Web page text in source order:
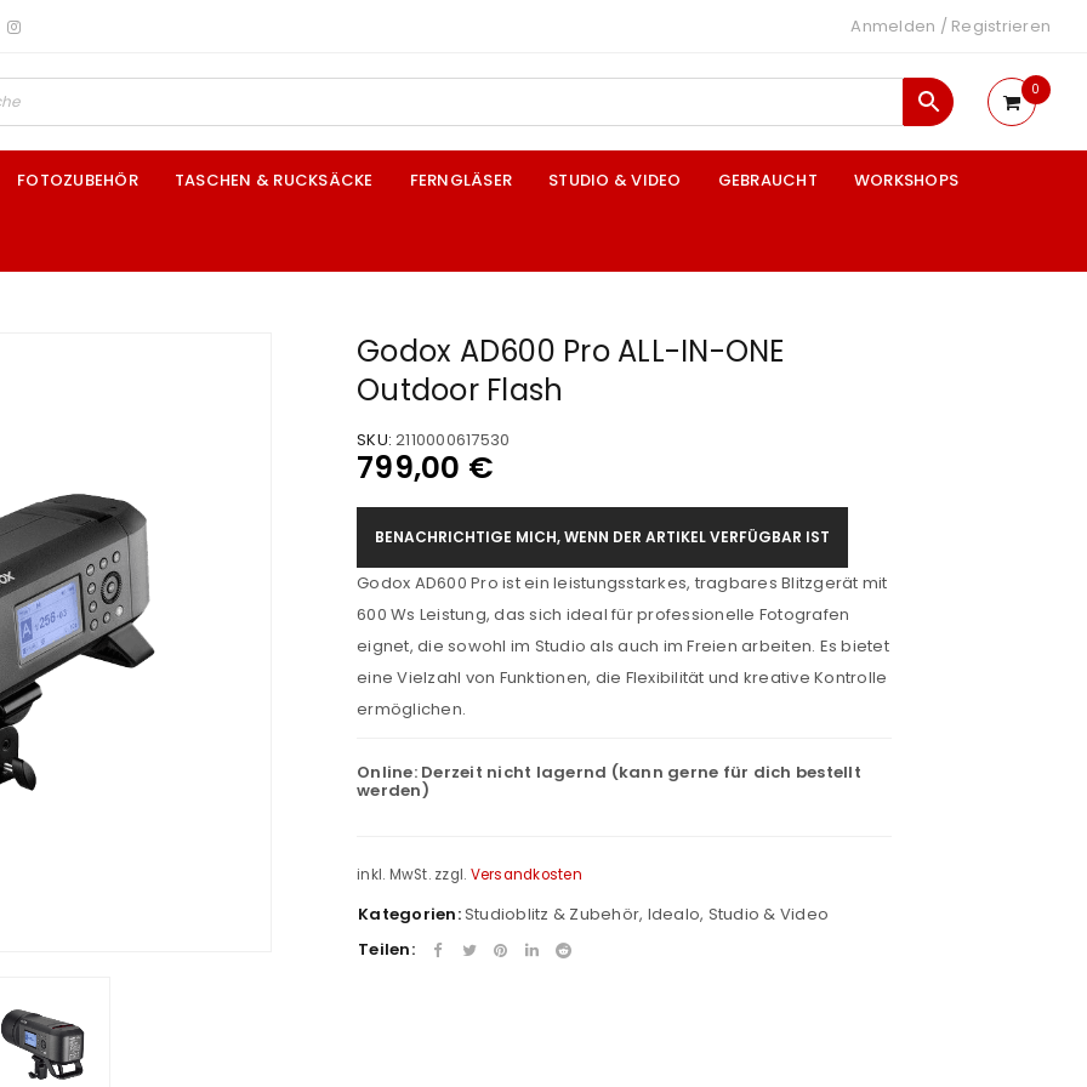
Anmelden / Registrieren
0
FOTOZUBEHÖR TASCHEN & RUCKSÄCKE FERNGLÄSER STUDIO & VIDEO GEBRAUCHT WORKSHOPS
Godox AD600 Pro ALL-IN-ONE
Outdoor Flash
SKU: 2110000617530
799,00 €
BENACHRICHTIGE MICH, WENN DER ARTIKEL VERFÜGBAR IST
Godox AD600 Pro ist ein leistungsstarkes, tragbares Blitzgerät mit
600 Ws Leistung, das sich ideal für professionelle Fotografen
eignet, die sowohl im Studio als auch im Freien arbeiten. Es bietet
eine Vielzahl von Funktionen, die Flexibilität und kreative Kontrolle
ermöglichen.
Online: Derzeit nicht lagernd (kann gerne für dich bestellt
werden)
inkl. MwSt. zzgl. Versandkosten
Kategorien:Studioblitz & Zubehör, Idealo, Studio & Video
Teilen: